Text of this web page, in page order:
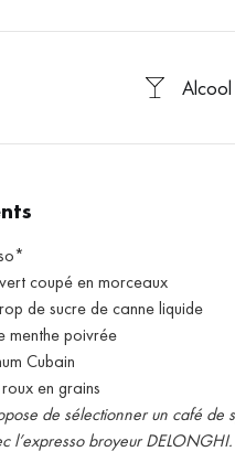
Alcool
coupé en morceaux
de sucre de canne liquide
menthe poivrée
Cubain
en grains
de sélectionner un café de
l’expresso broyeur DELONGHI.